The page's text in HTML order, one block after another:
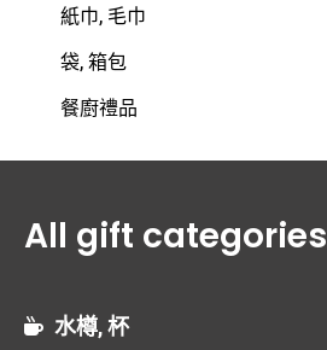
紙巾, 毛巾
袋, 箱包
餐廚禮品
All gift categories
水樽, 杯